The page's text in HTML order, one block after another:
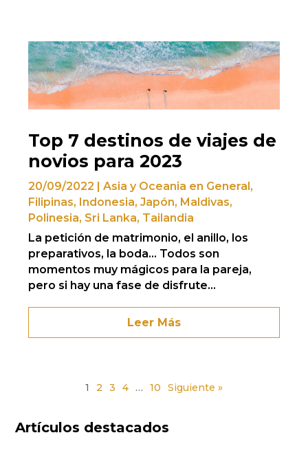
Top 7 destinos de viajes de
novios para 2023
20/09/2022 |Asia y Oceania en General,
Filipinas, Indonesia,Japón, Maldivas,
Polinesia, Sri Lanka, Tailandia
La petición de matrimonio, el anillo, los
preparativos, la boda… Todos son
momentos muy mágicos para la pareja,
pero si hay una fase de disfrute...
Leer Más
1 2 3 4 … 10
Artículos destacados